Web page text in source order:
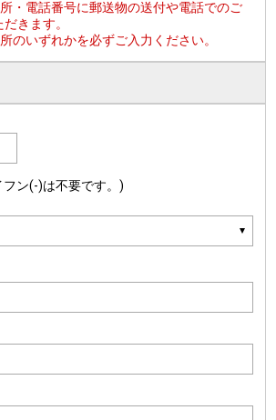
・電話番号に郵送物の送付や電話でのご
きます。
のいずれかを必ずご入力ください。
ン(-)は不要です。)